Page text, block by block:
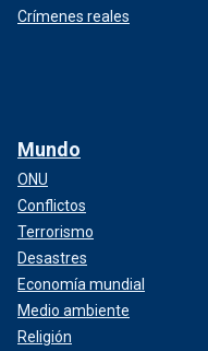
Crímenes reales
Mundo
ONU
Conflictos
Terrorismo
Desastres
Economía mundial
Medio ambiente
Religión